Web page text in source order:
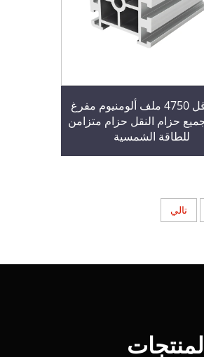
خط ناقل 4750 ملف ألومنيوم مفرغ
حزام النقل حزام متزامن
للطاقة الشمسية
تالي